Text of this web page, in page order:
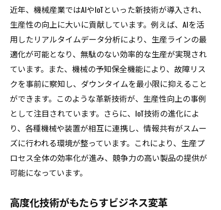
近年、機械産業ではAIやIoTといった新技術が導入され、
生産性の向上に大いに貢献しています。例えば、AIを活
用したリアルタイムデータ分析により、生産ラインの最
適化が可能となり、無駄のない効率的な生産が実現され
ています。また、機械の予知保全機能により、故障リス
クを事前に察知し、ダウンタイムを最小限に抑えること
ができます。このような革新技術が、生産性向上の事例
として注目されています。さらに、IoT技術の進化によ
り、各種機械や装置が相互に連携し、情報共有がスムー
ズに行われる環境が整っています。これにより、生産プ
ロセス全体の効率化が進み、競争力の高い製品の提供が
可能になっています。
高度化技術がもたらすビジネス変革